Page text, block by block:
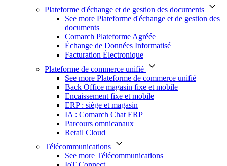
Plateforme d'échange et de gestion des documents
See more Plateforme d'échange et de gestion des
documents
Comarch Plateforme Agréée
Échange de Données Informatisé
Facturation Électronique
Plateforme de commerce unifié
See more Plateforme de commerce unifié
Back Office magasin fixe et mobile
Encaissement fixe et mobile
ERP : siège et magasin
IA : Comarch Chat ERP
Parcours omnicanaux
Retail Cloud
Télécommunications
See more Télécommunications